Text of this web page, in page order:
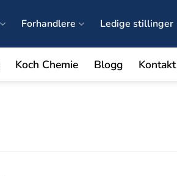
Forhandlere Ledige stillinger
Koch Chemie Blogg Kontakt